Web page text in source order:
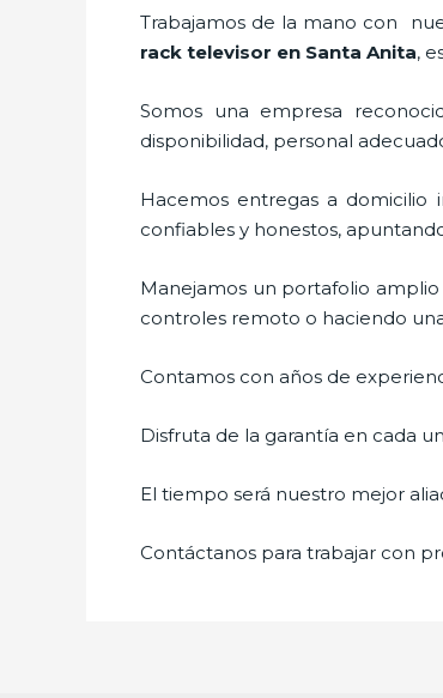
Trabajamos de la mano con
rack televisor en Santa Anita,
Somos una empresa
disponibilidad, personal
Hacemos entregas a domicilio
confiables y honestos,
Manejamos un portafolio amplio
controles remoto o haciendo
Contamos con años de
Disfruta de la garantía en cada
El tiempo será nuestro mejor
Contáctanos para trabajar con